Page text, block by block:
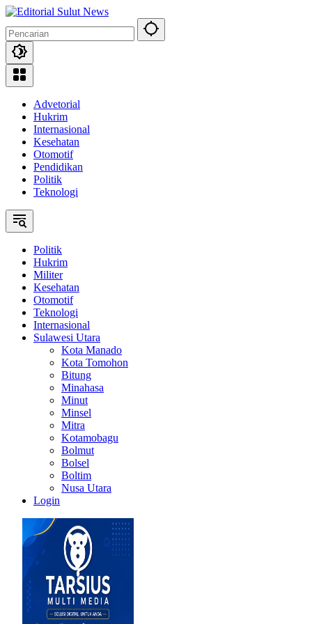
Langsung
konten
Advetorial
Hukrim
Internasional
Kesehatan
Otomotif
Pendidikan
Politik
Teknologi
Politik
Hukrim
Militer
Kesehatan
Otomotif
Teknologi
Internasional
Sulawesi Utara
Kota Manado
Kota Tomohon
Bitung
Minahasa
Minut
Minsel
Mitra
Kotamobagu
Bolmut
Bolsel
Boltim
Nusa Utara
Login